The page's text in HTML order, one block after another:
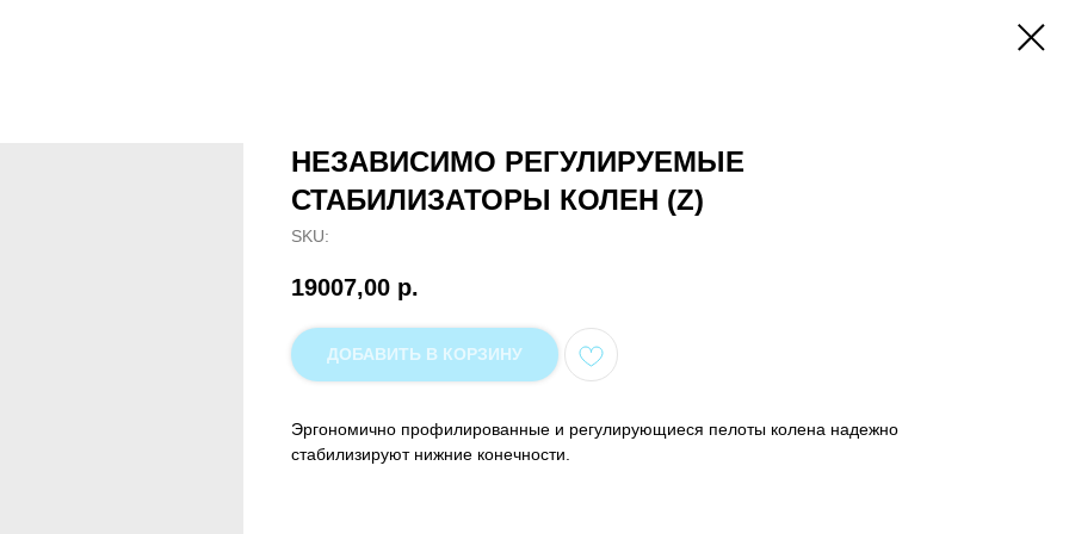
НЕЗАВИСИМО РЕГУЛИРУЕМЫЕ
СТАБИЛИЗАТОРЫ КОЛЕН (Z)
SKU:
19007,00 р.
ДОБАВИТЬ В КОРЗИНУ
Эргономично профилированные и регулирующиеся пелоты колена надежно
стабилизируют нижние конечности.